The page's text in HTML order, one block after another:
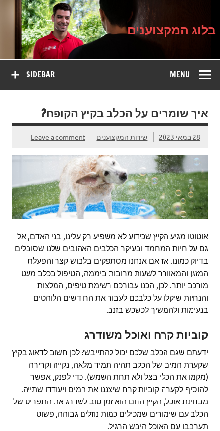
בלוג
המקצוענים
על עיצוב, שיפוץ וטיפוח הבית
בלוג המקצוענים
SIDEBAR MENU
איך שומרים על הכלב בקיץ הקופח?
28 במאי 2023 שירות המקצוענים Leave a comment
אוטוטו מגיע הקיץ שכידוע לא משפיע רק עלינו, בני האדם, אל
גם על חיות המחמד ובעיקר הכלבים האהובים שלנו שסובלים
בדיוק כמונו. אז אם אנחנו מסתפקים בלבוש קצר והפעלת
המזגן והמאוורר לשעות מרובות ביממה, הטיפול בכלב מעט
מורכב יותר. לכן, הכנו עבורכם רשימת טיפים, המלצות
והנחיות שיקלו על כלבכם לעבור את החודשים הלוהטים
בנעימות ולהמשיך לכשכש בזנב.
קוביות קרח ואוכל משודרג
ידעתם שגם הכלב שלכם יכול להתייבש? לכן חשוב לדאוג בקיץ
שקערת המים של הכלב תהיה תמיד מלאה, נקייה וקרירה
(מקמו את הכלי בצל ולא תחת השמש). כדי לפנק, אפשר
להוסיף לקערה קוביות קרח שיצננו את המים ויעודדו שתייה.
מבחינת אוכל, הקיץ החם הוא זמן טוב לשדרג את התפריט של
הכלב עם שימורים שמכילים כמות נוזלים גבוהה, פשוט
תערבבו עם האוכל היבש הרגיל.